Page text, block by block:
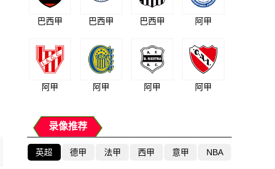
巴西甲 巴西甲 巴西甲 阿甲
阿甲 阿甲 阿甲 阿甲
录像推荐
英超 德甲 法甲 西甲 意甲 NBA